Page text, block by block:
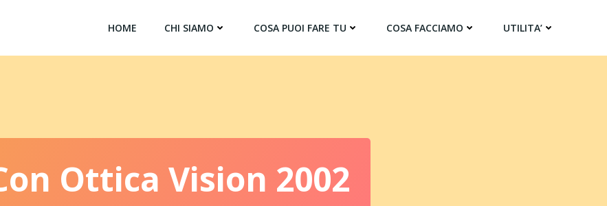
HOME CHI SIAMO COSA PUOI FARE TU COSA FACCIAMO UTILITA’
Ottica Vision 2002